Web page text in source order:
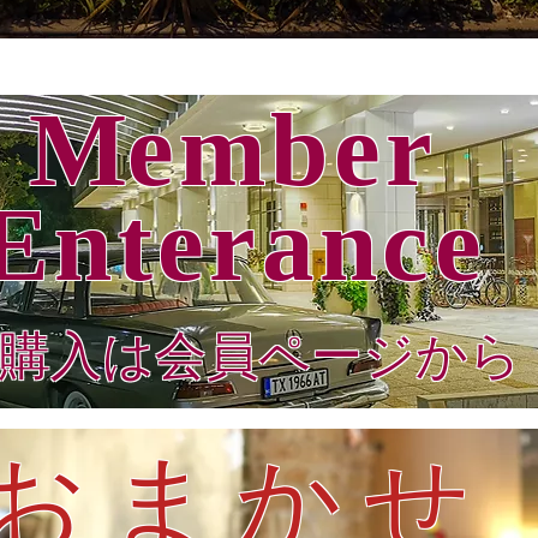
Member
入は会員ページから
まかせ